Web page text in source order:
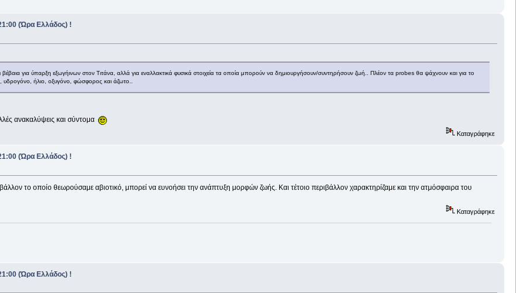
(Ώρα Ελλάδος) !
για ύπαρξη εξωγήινων στον Τιτάνα, αλλά για εναλλακτικά φυσικά στοιχεία τα οποία μπορούν να δημιουργήσουν/συντηρήσουν ζωή.. Πλέον τα probes θα ψάχνουν και για το
υδρογόνο, ήλιο, οξυγόνο, φώσφορος και άζωτο..
ανακαλύψεις και σύντομα
Καταγράφηκε
(Ώρα Ελλάδος) !
το οποίο θεωρούσαμε αβιοτικό, μπορεί να ευνοήσει την ανάπτυξη μορφών ζωής. Και τέτοιο περιβάλλον χαρακτηρίζαμε και την ατμόσφαιρα του
Καταγράφηκε
(Ώρα Ελλάδος) !